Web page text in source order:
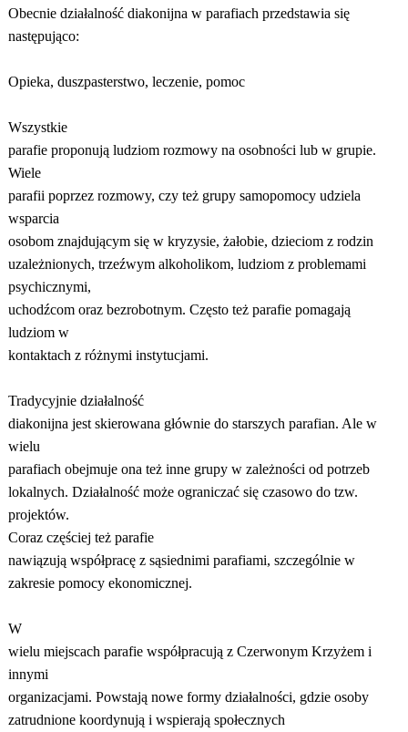
Obecnie działalność diakonijna w parafiach przedstawia się
następująco:
Opieka, duszpasterstwo, leczenie, pomoc
Wszystkie
parafie proponują ludziom rozmowy na osobności lub w grupie.
Wiele
parafii poprzez rozmowy, czy też grupy samopomocy udziela
wsparcia
osobom znajdującym się w kryzysie, żałobie, dzieciom z rodzin
uzależnionych, trzeźwym alkoholikom, ludziom z problemami
psychicznymi,
uchodźcom oraz bezrobotnym. Często też parafie pomagają
ludziom w
kontaktach z różnymi instytucjami.
Tradycyjnie działalność
diakonijna jest skierowana głównie do starszych parafian. Ale w
wielu
parafiach obejmuje ona też inne grupy w zależności od potrzeb
lokalnych. Działalność może ograniczać się czasowo do tzw.
projektów.
Coraz częściej też parafie
nawiązują współpracę z sąsiednimi parafiami, szczególnie w
zakresie pomocy ekonomicznej.
W
wielu miejscach parafie współpracują z Czerwonym Krzyżem i
innymi
organizacjami. Powstają nowe formy działalności, gdzie osoby
zatrudnione koordynują i wspierają społecznych